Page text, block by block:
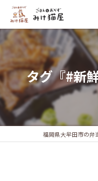
タグ『#新
福岡県大牟田市の弁